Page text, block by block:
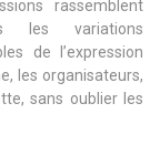
rassemblent
les variations
de l’expression
les organisateurs,
sans oublier les